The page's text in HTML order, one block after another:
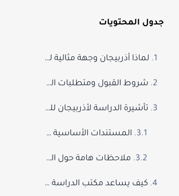
جدول المحتويات
لماذا أذربيجان وجهة مثالية لدراسة الطب لليمنيين؟
شروط القبول ومتطلبات الدراسة لليمنيين في أذربيجان
تأشيرة الدراسة لأذربيجان لليمنيين: ما يجب أن تعرفه
المستندات الأساسية لتأشيرة الدراسة:
ملاحظات هامة حول التأشيرة:
كيف يساعد مكتب الدراسة بالخرج التابع لمجموعة الإباء في دراسة هذا التخصص؟